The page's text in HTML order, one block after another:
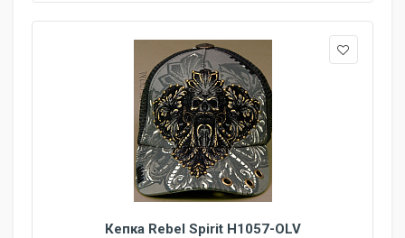
Кепка Rebel Spirit H1057-OLV